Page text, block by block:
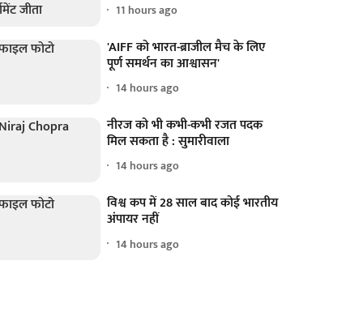
11 hours ago
'AIFF को भारत-ब्राजील मैच के लिए
पूर्ण समर्थन का आश्वासन'
14 hours ago
नीरज को भी कभी-कभी रजत पदक
मिल सकता है : सुमारीवाला
14 hours ago
विश्व कप में 28 साल बाद कोई भारतीय
अंपायर नहीं
14 hours ago